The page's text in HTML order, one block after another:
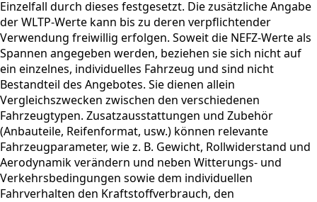
Einzelfall durch dieses festgesetzt. Die zusätzliche Angabe
der WLTP-Werte kann bis zu deren verpflichtender
Verwendung freiwillig erfolgen. Soweit die NEFZ-Werte als
Spannen angegeben werden, beziehen sie sich nicht auf
ein einzelnes, individuelles Fahrzeug und sind nicht
Bestandteil des Angebotes. Sie dienen allein
Vergleichszwecken zwischen den verschiedenen
Fahrzeugtypen. Zusatzausstattungen und Zubehör
(Anbauteile, Reifenformat, usw.) können relevante
Fahrzeugparameter, wie z. B. Gewicht, Rollwiderstand und
Aerodynamik verändern und neben Witterungs- und
Verkehrsbedingungen sowie dem individuellen
Fahrverhalten den Kraftstoffverbrauch, den